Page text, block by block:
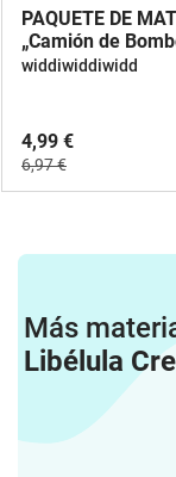
PAQUETE DE
„Camión de
Ambulancia“
widdiwiddiwidd
4,99 €
6,97 €
Más
Libélula